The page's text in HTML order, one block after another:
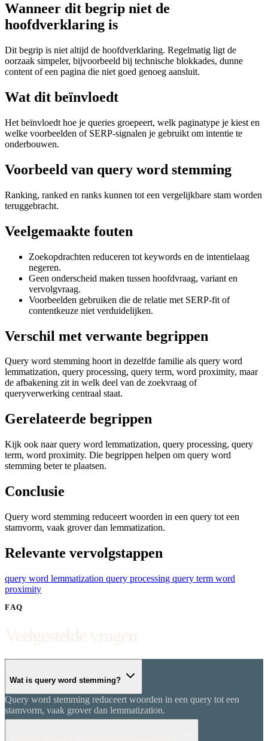
Wanneer dit begrip niet de
hoofdverklaring is
Dit begrip is niet altijd de hoofdverklaring. Regelmatig ligt de
oorzaak simpeler, bijvoorbeeld bij technische blokkades, dunne
content of een pagina die niet goed genoeg aansluit.
Wat dit beïnvloedt
Het beïnvloedt hoe je queries groepeert, welk paginatype je kiest en
welke voorbeelden of SERP-signalen je gebruikt om intentie te
onderbouwen.
Voorbeeld van query word stemming
Ranking, ranked en ranks kunnen tot een vergelijkbare stam worden
teruggebracht.
Veelgemaakte fouten
Zoekopdrachten reduceren tot keywords en de intentielaag
negeren.
Geen onderscheid maken tussen hoofdvraag, variant en
vervolgvraag.
Voorbeelden gebruiken die de relatie met SERP-fit of
contentkeuze niet verduidelijken.
Verschil met verwante begrippen
Query word stemming hoort in dezelfde familie als query word
lemmatization, query processing, query term, word proximity, maar
de afbakening zit in welk deel van de zoekvraag of
queryverwerking centraal staat.
Gerelateerde begrippen
Kijk ook naar query word lemmatization, query processing, query
term, word proximity. Die begrippen helpen om query word
stemming beter te plaatsen.
Conclusie
Query word stemming reduceert woorden in een query tot een
stamvorm, vaak grover dan lemmatization.
Relevante vervolgstappen
query word lemmatization query processing query term word
proximity
FAQ
Wat is query word stemming?
Query word stemming reduceert woorden in een query tot een
stamvorm, vaak grover dan lemmatization.